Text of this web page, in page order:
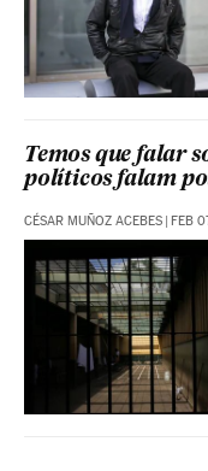
Temos que falar
políticos falam
CÉSAR MUÑOZ ACEBES | FEB